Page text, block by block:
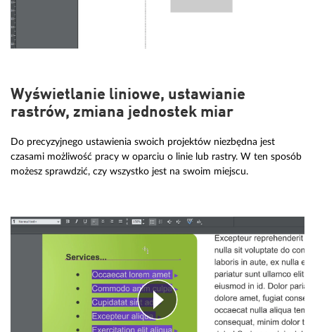
Wyświetlanie liniowe, ustawianie
rastrów, zmiana jednostek miar
Do precyzyjnego ustawienia swoich projektów niezbędna jest
czasami możliwość pracy w oparciu o linie lub rastry. W ten sposób
możesz sprawdzić, czy wszystko jest na swoim miejscu.